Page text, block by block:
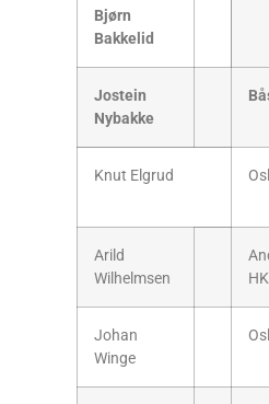
Bjørn
Bakkelid
Jostein
Nybakke
Knut Elgrud
Arild
Wilhelmsen
HK
Johan
Winge